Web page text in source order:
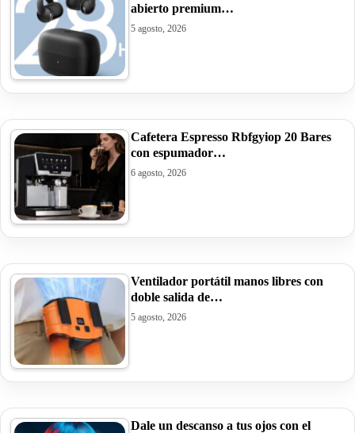
abierto premium…
5 agosto, 2026
Cafetera Espresso Rbfgyiop 20 Bares
con espumador…
6 agosto, 2026
Ventilador portátil manos libres con
doble salida de…
5 agosto, 2026
Dale un descanso a tus ojos con el